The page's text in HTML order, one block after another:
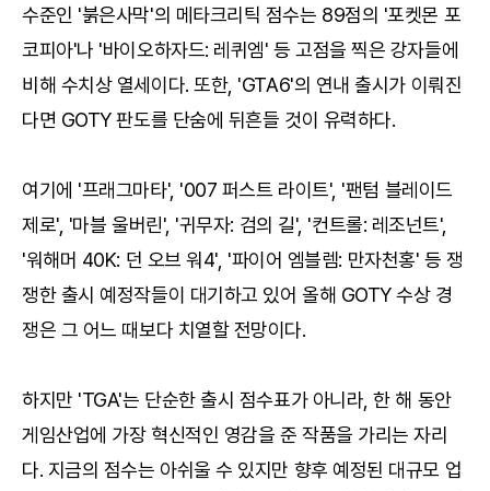
수준인 '붉은사막'의 메타크리틱 점수는 89점의 '포켓몬 포
코피아'나 '바이오하자드: 레퀴엠' 등 고점을 찍은 강자들에
비해 수치상 열세이다. 또한, 'GTA6'의 연내 출시가 이뤄진
다면 GOTY 판도를 단숨에 뒤흔들 것이 유력하다.
여기에 '프래그마타', '007 퍼스트 라이트', '팬텀 블레이드
제로', '마블 울버린', '귀무자: 검의 길', '컨트롤: 레조넌트',
'워해머 40K: 던 오브 워4', '파이어 엠블렘: 만자천홍' 등 쟁
쟁한 출시 예정작들이 대기하고 있어 올해 GOTY 수상 경
쟁은 그 어느 때보다 치열할 전망이다.
하지만 'TGA'는 단순한 출시 점수표가 아니라, 한 해 동안
게임산업에 가장 혁신적인 영감을 준 작품을 가리는 자리
다. 지금의 점수는 아쉬울 수 있지만 향후 예정된 대규모 업